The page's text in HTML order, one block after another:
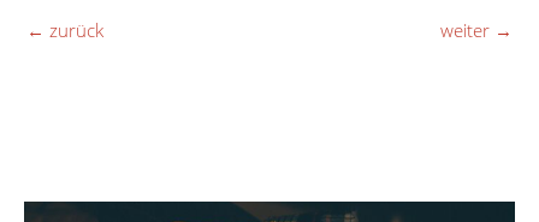
← zurück weiter →